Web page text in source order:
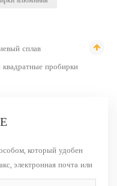
сплав
пробирки
который удобен
электронная почта или